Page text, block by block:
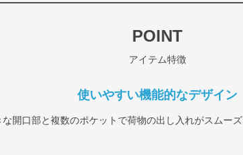
POINT
アイテム特徴
使いやすい機能的なデザイン
な開口部と複数のポケットで荷物の出し入れがスムーズ